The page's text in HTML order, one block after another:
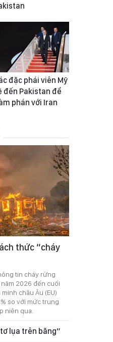
đặc phái viên Mỹ
đến Pakistan để
phán với Iran
thức “cháy
tin cháy rừng
2026 đến cuối
châu Âu (EU)
so với mức trung
niên qua.
lụa trên băng”